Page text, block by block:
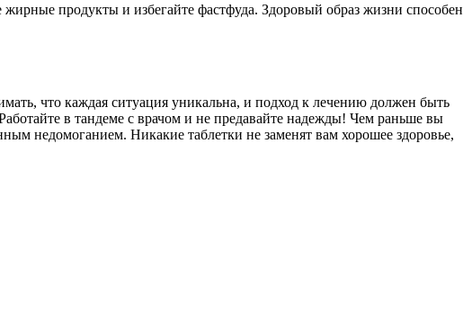
продукты и избегайте фастфуда. Здоровый образ жизни способен
что каждая ситуация уникальна, и подход к лечению должен быть
в тандеме с врачом и не предавайте надежды! Чем раньше вы
недомоганием. Никакие таблетки не заменят вам хорошее здоровье,